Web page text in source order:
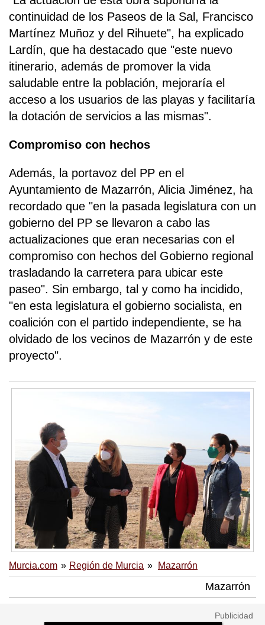
continuidad de los Paseos de la Sal, Francisco
Martínez Muñoz y del Rihuete", ha explicado
Lardín, que ha destacado que "este nuevo
itinerario, además de promover la vida
saludable entre la población, mejoraría el
acceso a los usuarios de las playas y facilitaría
la dotación de servicios a las mismas".
Compromiso con hechos
Además, la portavoz del PP en el
Ayuntamiento de Mazarrón, Alicia Jiménez, ha
recordado que "en la pasada legislatura con un
gobierno del PP se llevaron a cabo las
actualizaciones que eran necesarias con el
compromiso con hechos del Gobierno regional
trasladando la carretera para ubicar este
paseo". Sin embargo, tal y como ha incidido,
"en esta legislatura el gobierno socialista, en
coalición con el partido independiente, se ha
olvidado de los vecinos de Mazarrón y de este
proyecto".
Murcia.com Región de Murcia Mazarrón
Mazarrón